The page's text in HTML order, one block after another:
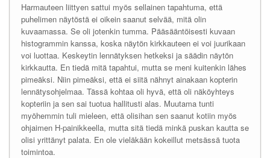
Harmauteen liittyen sattui myös sellainen tapahtuma, että
puhelimen näytöstä ei oikein saanut selvää, mitä olin
kuvaamassa. Se oli jotenkin tumma. Pääsääntöisesti kuvaan
histogrammin kanssa, koska näytön kirkkauteen ei voi juurikaan
voi luottaa. Keskeytin lennätyksen hetkeksi ja säädin näytön
kirkkautta. En tiedä mitä tapahtui, mutta se meni kuitenkin lähes
pimeäksi. Niin pimeäksi, että ei siitä nähnyt ainakaan kopterin
lennätysohjelmaa. Tässä kohtaa oli hyvä, että oli näköyhteys
kopteriin ja sen sai tuotua hallitusti alas. Muutama tunti
myöhemmin tuli mieleen, että olisihan sen saanut kotiin myös
ohjaimen H-painikkeella, mutta sitä tiedä minkä puskan kautta se
olisi yrittänyt palata. En ole vieläkään kokeillut metsässä tuota
toimintoa.